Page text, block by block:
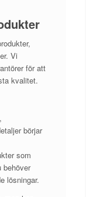
Vi
för att
kvalitet.
börjar
som
lösningar.